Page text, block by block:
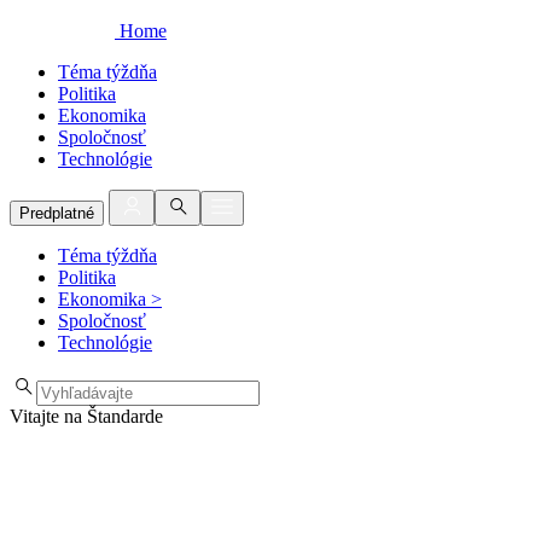
Home
Téma týždňa
Politika
Ekonomika
Spoločnosť
Technológie
Predplatné
Téma týždňa
Politika
Ekonomika >
Spoločnosť
Technológie
Vitajte na Štandarde